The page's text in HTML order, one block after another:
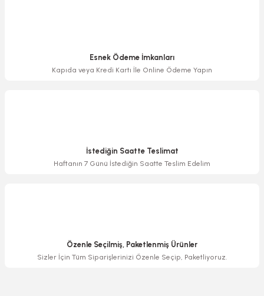
Esnek Ödeme İmkanları
Kapıda veya Kredi Kartı İle Online Ödeme Yapın
İstediğin Saatte Teslimat
Haftanın 7 Günü İstediğin Saatte Teslim Edelim
Özenle Seçilmiş, Paketlenmiş Ürünler
Sizler İçin Tüm Siparişlerinizi Özenle Seçip, Paketliyoruz.